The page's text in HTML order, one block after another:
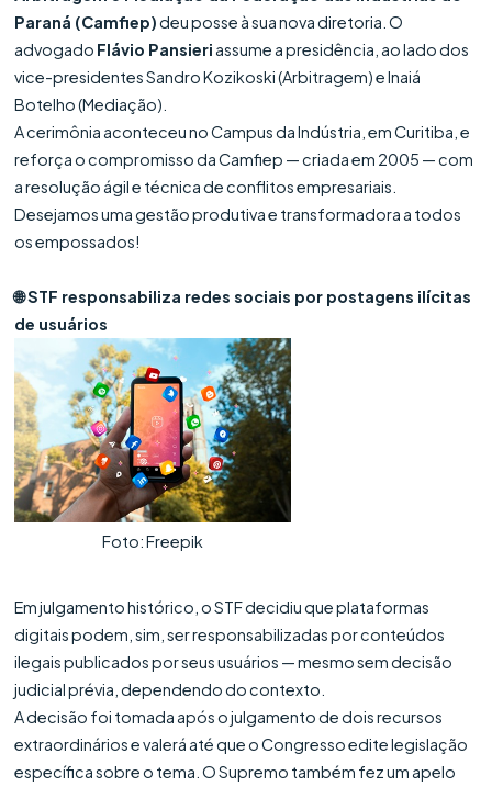
Paraná (Camfiep)deu posse à sua nova diretoria. O
advogado Flávio Pansieri assume a presidência, ao lado dos
vice-presidentes Sandro Kozikoski (Arbitragem) e Inaiá
Botelho (Mediação).
A cerimônia aconteceu no Campus da Indústria, em Curitiba, e
reforça o compromisso da Camfiep — criada em 2005 — com
a resolução ágil e técnica de conflitos empresariais.
Desejamos uma gestão produtiva e transformadora a todos
os empossados!
🌐 STF responsabiliza redes sociais por postagens ilícitas
de usuários
Foto: Freepik
Em julgamento histórico, o STF decidiu que plataformas
digitais podem, sim, ser responsabilizadas por conteúdos
ilegais publicados por seus usuários — mesmo sem decisão
judicial prévia, dependendo do contexto.
A decisão foi tomada após o julgamento de dois recursos
extraordinários e valerá até que o Congresso edite legislação
específica sobre o tema. O Supremo também fez um apelo